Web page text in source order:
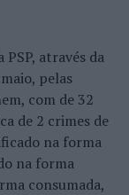
através da
pelas
com de 32
de 2 crimes de
na forma
na forma
consumada,